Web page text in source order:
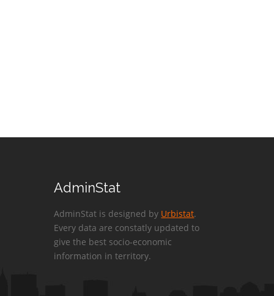
AdminStat
AdminStat is designed by Urbistat.
Every data are constatly updated to
give the best socio-economic
information in territory.